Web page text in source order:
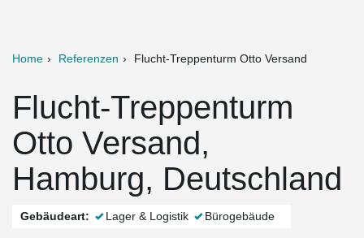
Home Referenzen Flucht-Treppenturm Otto Versand
Flucht-Treppenturm
Otto Versand,
Hamburg, Deutschland
Gebäudeart: Lager & Logistik Bürogebäude